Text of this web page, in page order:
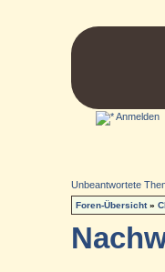
Anmelden
Unbeantwortete
Foren-Übersicht»